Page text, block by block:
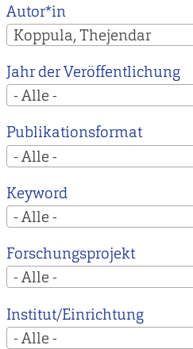
Autor*in
Koppula, Thejendar
Jahr der Veröffentlichung
- Alle -
Publikationsformat
- Alle -
Keyword
- Alle -
Forschungsprojekt
- Alle -
Institut/Einrichtung
- Alle -